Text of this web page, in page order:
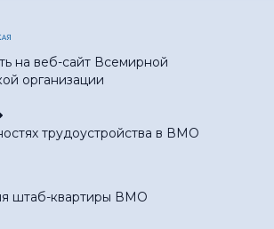
на веб-сайт Всемирной
организации
трудоустройства в ВМО
штаб-квартиры ВМО